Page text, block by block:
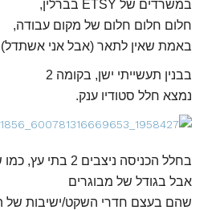
במשרדים של ETSY בברלין,
חלום חלום חלום של מקום עבודה,
באמת שאין לתאר (אבל אני
בבנין תעשייתי ישן, בקומה 2
נמצא חלל סטודיו ענק.
בחלל הכניסה ניצבים 2 בתי עץ, כמו של ילדים,
אבל בגודל של מבוגרים
שהם בעצם חדרי השקט/ישיבות